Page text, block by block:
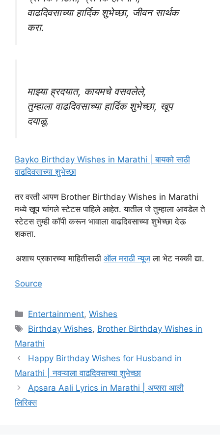
वाढदिवसाच्या हार्दिक शुभेच्छा, जीवन सार्थक
करा.
माझ्या ह्रदयात, कायमचे वसवलेले,
तुम्हाला वाढदिवसाच्या हार्दिक शुभेच्छा, खूप
दयाळू.
Bayko Birthday Wishes in Marathi | बायको साठी
वाढदिवसाच्या शुभेच्छा
तर वरती आपण Brother Birthday Wishes in Marathi
मध्ये खूप चांगले स्टेटस पाहिले आहेत. यातील जे तुम्हाला आवडेल ते
स्टेटस तुम्ही कॉपी करून भावाला वाढदिवसाच्या शुभेच्छा देऊ
शकता.
अशाच प्रकारच्या माहितीसाठी ऑल मराठी न्यूज ला भेट नक्की द्या.
Source
Categories
Entertainment,Wishes
Tags
Birthday Wishes, Brother Birthday Wishes in
Marathi
Happy Birthday Wishes for Husband in
Marathi | नवऱ्याला वाढदिवसाच्या शुभेच्छा
Apsara Aali Lyrics in Marathi | अप्सरा आली
लिरिक्स